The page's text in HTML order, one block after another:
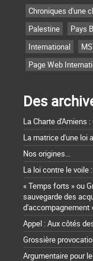
Chroniques d'une
Palestine
Pays
International
Page Web
Des
La Charte d'Amiens
La matrice d'une loi
Nos origines...
La loi contre le voile
« Temps forts » ou
sauvegarde des
d'accompagnement
Appel : Aux côtés
Grossière
Argumentaire pour